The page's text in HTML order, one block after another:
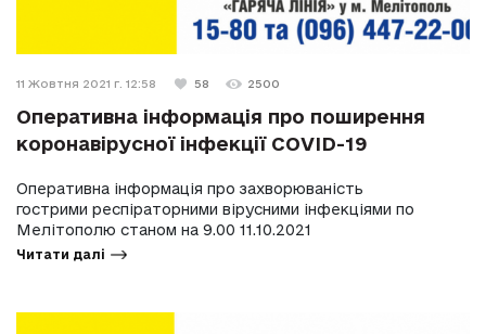
11 Жовтня 2021 г. 12:58 58 2500
Оперативна інформація про поширення
коронавірусної інфекції COVID-19
Оперативна інформація про захворюваність
гострими респіраторними вірусними інфекціями по
Мелітополю станом на 9.00 11.10.2021
Читати далі